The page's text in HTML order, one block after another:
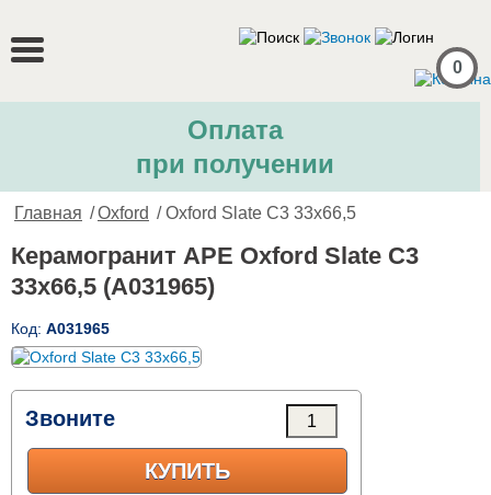
0
Оплата
при получении
Главная /Oxford / Oxford Slate C3 33x66,5
Керамогранит APE Oxford Slate C3
33x66,5 (A031965)
Код: A031965
Звоните
КУПИТЬ